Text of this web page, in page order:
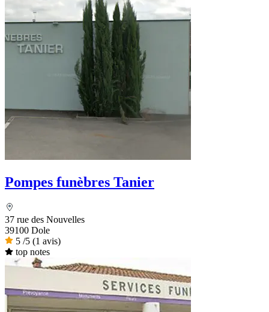
Pompes funèbres Tanier
37 rue des Nouvelles
39100 Dole
5 /5 (1 avis)
top notes